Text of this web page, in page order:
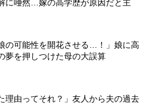
に唖然…嫁の高学歴が原因だと主
の可能性を開花させる…！」娘に高
夢を押しつけた母の大誤算
理由ってそれ？」友人から夫の過去